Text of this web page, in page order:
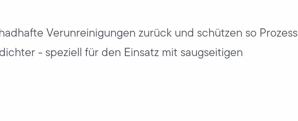
Verunreinigungen zurück und schützen so Prozess
- speziell für den Einsatz mit saugseitigen